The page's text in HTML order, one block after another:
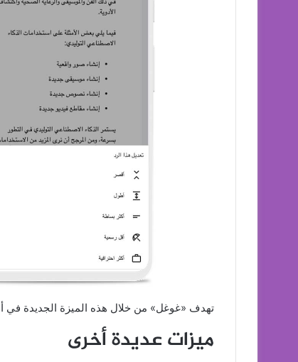
تهدف «غوغل» من خلال هذه الميزة الجديدة في
ميزات عديدة أخرى